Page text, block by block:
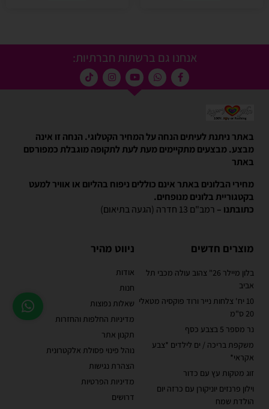
אנחנו גם ברשתות חברתיות:
באתר ניתנת לעיתים הנחה על המחיר הקטלוגי. הנחה זו אינה
מבצע. מבצעים מתקיימים מעת לעת לתקופה מוגבלת כמפורסם
באתר
מחירי הבלונים באתר אינם כוללים ניפוח בהליום או אוויר למעט
בקטגוריית בלונים מנופחים.
כתובתנו – רמב"ם 13 חדרה (הגעה בתיאום)
מוצרים חדשים
בלון מיילר 26" צהוב עולה מכבי תל
אביב
10 יח' צלחות נייר ורוד פוקסיה מטאלי
20 ס"מ
נר מספר 5 בצבע כסף
משקפת בריכה / ים לילדים *צבע
אקראי*
זוג מטקות עץ עם כדור
וילון פרנזים יוניקורן עם כרזה יום
הולדת שמח
ניווט מהיר
אודות
חנות
שאלות נפוצות
מדיניות החלפות והחזרות
תקנון אתר
נוהל פינוי פסולת אלקטרונית
הצהרת נגישות
מדיניות הפרטיות
דרושים